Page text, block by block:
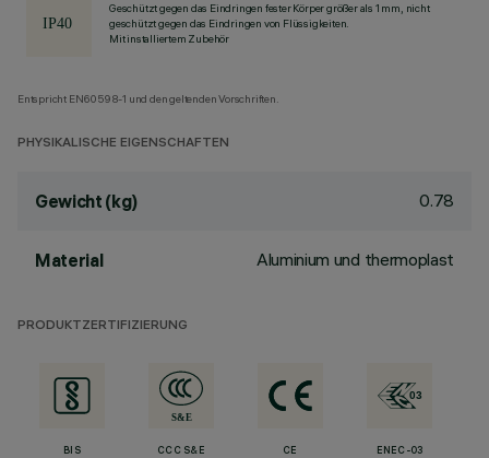
Geschützt gegen das Eindringen fester Körper größer als 1 mm, nicht
geschützt gegen das Eindringen von Flüssigkeiten.
Mit installiertem Zubehör
Entspricht EN60598-1 und den geltenden Vorschriften.
PHYSIKALISCHE EIGENSCHAFTEN
Gewicht (kg) 0.78
Material Aluminium und thermoplast
PRODUKTZERTIFIZIERUNG
BIS CCC S&E CE ENEC-03